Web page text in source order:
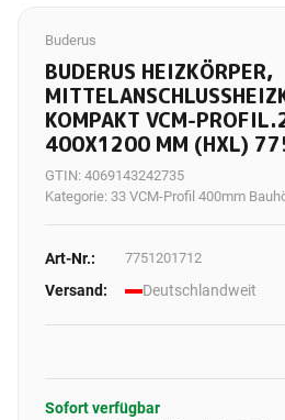
Buderus
BUDERUS HEIZKÖRPER,
KOMPAKT VCM-
400X1200 MM (HXL)
GTIN: 4069143242735
Kategorie: 33 VCM-Profil 400mm
Art-Nr.: 7751201712
Versand: Deutschlandweit
Sofort verfügbar